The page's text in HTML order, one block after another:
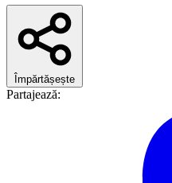
Împărtășește
Partajează: